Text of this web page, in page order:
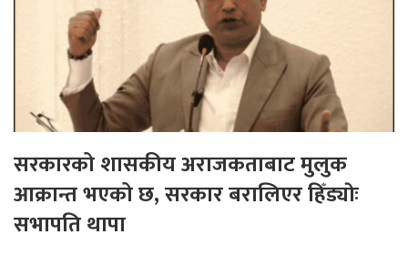
सरकारको शासकीय अराजकताबाट मुलुक
आक्रान्त भएको छ, सरकार बरालिएर हिँड्याेः
सभापति थापा